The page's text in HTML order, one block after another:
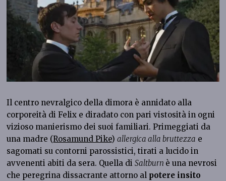
Il centro nevralgico della dimora è annidato alla
corporeità di Felix e diradato con pari vistosità in ogni
vizioso manierismo dei suoi familiari. Primeggiati da
una madre (Rosamund Pike)allergica alla bruttezza e
sagomati su contorni parossistici, tirati a lucido in
avvenenti abiti da sera. Quella diSaltburn è una nevrosi
che peregrina dissacrante attorno al potere insito